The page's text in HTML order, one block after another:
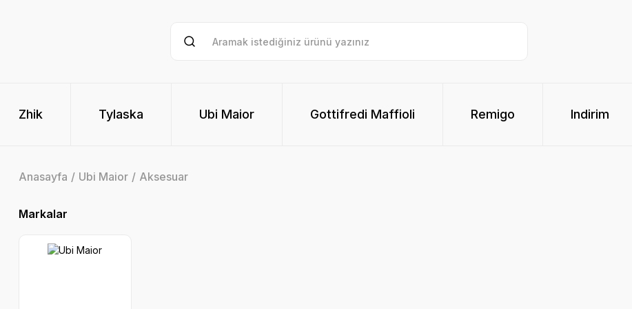
Zhik Tylaska Ubi Maior Gottifredi Maffioli Remigo Indirim
Anasayfa Ubi Maior Aksesuar
Markalar